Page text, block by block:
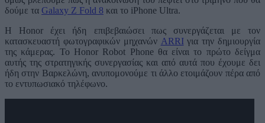
δούμε τα Galaxy Z Fold 8 και το iPhone Ultra.
Η Honor έχει ήδη επιβεβαιώσει πως συνεργάζεται με τον
κατασκευαστή φωτογραφικών μηχανών ARRIγια την δημιουργία
της κάμερας. Το Honor Robot Phone θα είναι το πρώτο δείγμα
αυτής της στρατηγικής συνεργασίας και από αυτά που έχουμε δει
ήδη στην Βαρκελώνη, ανυπομονούμε τι άλλο ετοιμάζουν πέρα από
το εντυπωσιακό τηλέφωνο.